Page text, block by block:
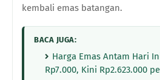
kembali emas batangan.
BACA JUGA:
Harga Emas Antam Hari
Rp7.000, Kini Rp2.623.000